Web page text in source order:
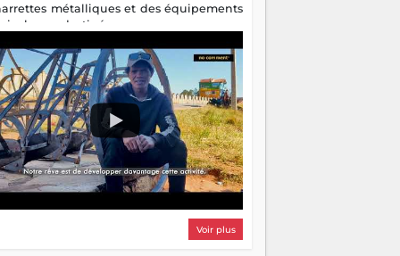
métalliques et des équipements
destinés aux campagnes
il perpétue un métier discret mais
Voir plus